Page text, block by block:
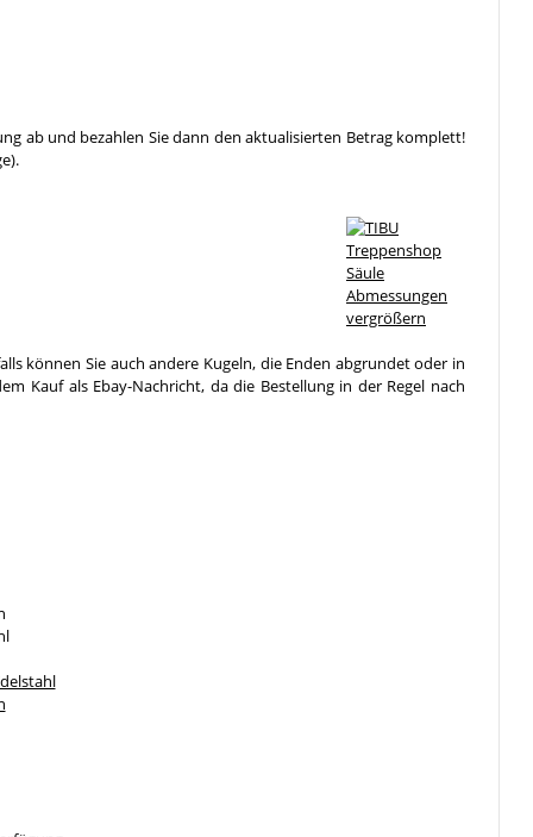
ab und bezahlen Sie dann den aktualisierten Betrag komplett!
vergrößern
können Sie auch andere Kugeln, die Enden abgrundet oder in
Kauf als Ebay-Nachricht, da die Bestellung in der Regel nach